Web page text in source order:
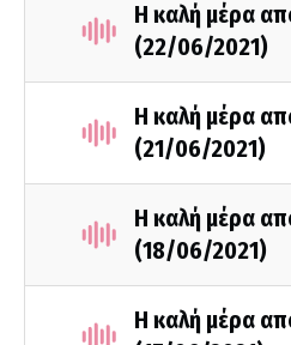
Η καλή μέρα
(22/06/2021)
Η καλή μέρα
(21/06/2021)
Η καλή μέρα
(18/06/2021)
Η καλή μέρα